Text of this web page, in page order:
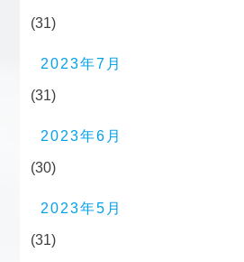
(31)
2023年7月
(31)
2023年6月
(30)
2023年5月
(31)